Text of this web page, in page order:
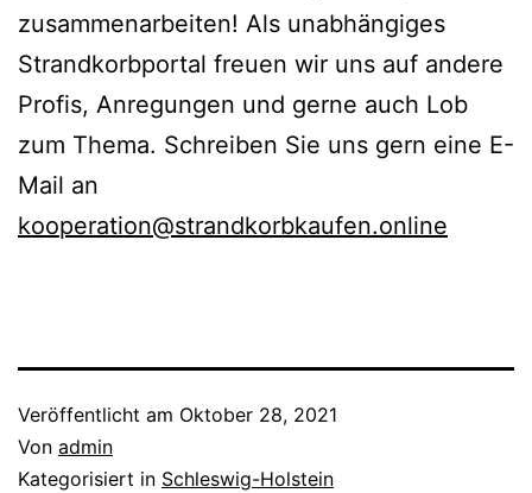
zusammenarbeiten! Als unabhängiges
Strandkorbportal freuen wir uns auf andere
Profis, Anregungen und gerne auch Lob
zum Thema. Schreiben Sie uns gern eine E-
Mail an
kooperation@strandkorbkaufen.online
Veröffentlicht am Oktober 28, 2021
Von admin
Kategorisiert in Schleswig-Holstein